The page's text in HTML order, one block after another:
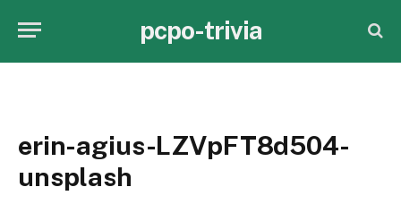
pcpo-trivia
erin-agius-LZVpFT8d504-
unsplash